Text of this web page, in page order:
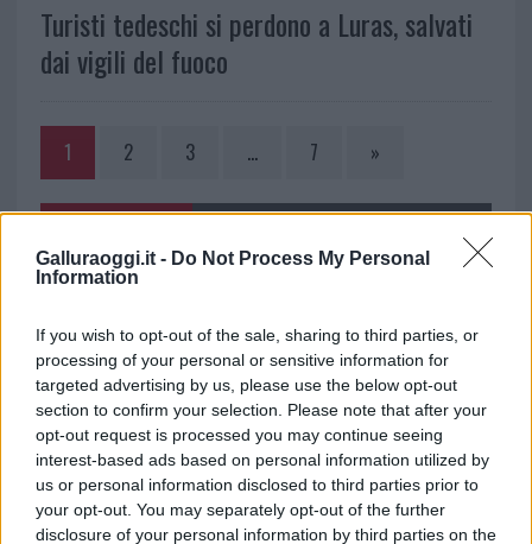
Galluraoggi.it - Do Not Process My Personal
Information
If you wish to opt-out of the sale, sharing to third parties, or
processing of your personal or sensitive information for
targeted advertising by us, please use the below opt-out
section to confirm your selection. Please note that after your
opt-out request is processed you may continue seeing
interest-based ads based on personal information utilized by
us or personal information disclosed to third parties prior to
your opt-out. You may separately opt-out of the further
disclosure of your personal information by third parties on the
Turisti tedeschi si perdono a Luras, salvati
dai vigili del fuoco
1 2 3 … 7 »
Gallura
Michelle Hunziker in Gallura, bella anche dal
vivo: un amico vip svela come fa
Calangianus, dopo le polemiche il centro